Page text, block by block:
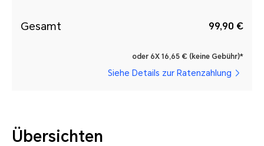
Gesamt 99,90 €
oder 6X 16,65 € (keine Gebühr)*
Siehe Details zur Ratenzahlung
Übersichten